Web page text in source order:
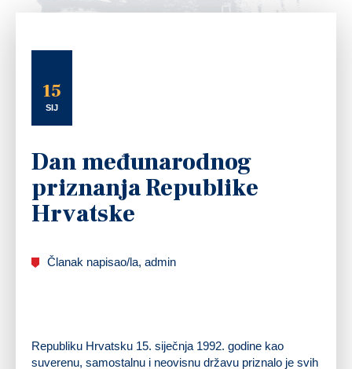
15
SIJ
Dan međunarodnog
priznanja Republike
Hrvatske
Članak napisao/la, admin
Republiku Hrvatsku 15. siječnja 1992. godine kao
suverenu, samostalnu i neovisnu državu priznalo je svih